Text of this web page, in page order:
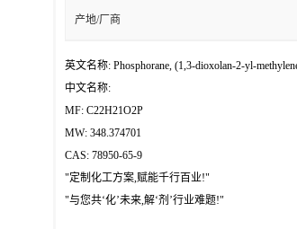
产地/厂商
英文名称: Phosphorane, (1,3-dioxolan-2-yl-
中文名称:
MF: C22H21O2P
MW: 348.374701
CAS: 78950-65-9
"定制化工方案,赋能千行百业!"
"与您共‘化’未来,解‘剂’行业难题!"